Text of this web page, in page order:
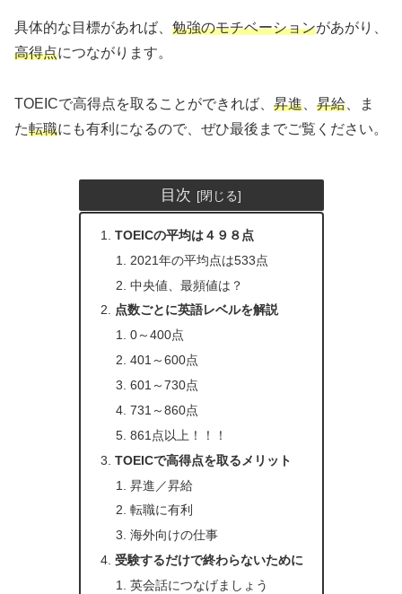
具体的な目標があれば、 勉強のモチベーションがあがり、
高得点につながります。
TOEICで高得点を取ることができれば、 昇進 昇給 、ま
た転職にも有利になるので、ぜひ最後までご覧ください。
目次
TOEICの平均は４９８点
2021年の平均点は533点
中央値、最頻値は？
点数ごとに英語レベルを解説
0～400点
401～600点
601～730点
731～860点
861点以上！！！
TOEICで高得点を取るメリット
昇進／昇給
転職に有利
海外向けの仕事
受験するだけで終わらないために
英会話につなげましょう